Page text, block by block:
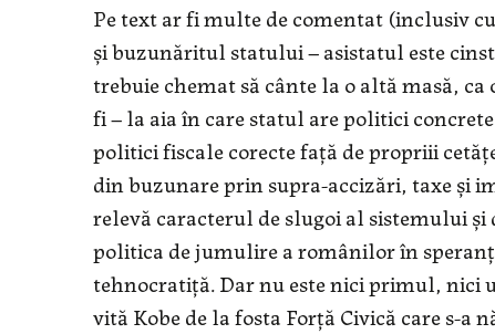
Pe text ar fi multe de comentat (inclusiv
și buzunăritul statului – asistatul este
trebuie chemat să cânte la o altă masă,
fi – la aia în care statul are politici
politici fiscale corecte față de propriii
din buzunare prin supra-accizări, taxe și
relevă caracterul de slugoi al sistemului
politica de jumulire a românilor în
tehnocratiță. Dar nu este nici primul,
vită Kobe de la fosta Forță Civică care s-